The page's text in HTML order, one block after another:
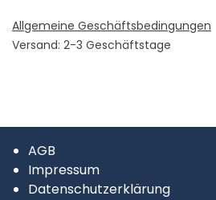
Allgemeine Geschäftsbedingungen
Versand: 2-3 Geschäftstage
AGB
Impressum
Datenschutzerklärung